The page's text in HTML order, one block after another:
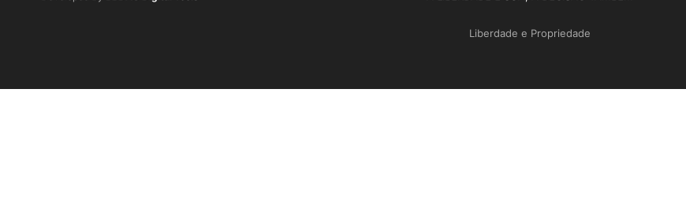
Liberdade e Propriedade